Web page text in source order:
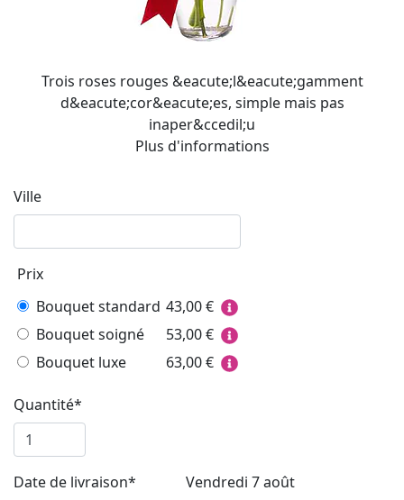
Trois roses rouges &eacute;l&eacute;gamment
d&eacute;cor&eacute;es, simple mais pas
inaper&ccedil;u
Plus d'informations
Ville
Prix
Bouquet standard 43,00€
Bouquet soigné
53,00€
Bouquet luxe
63,00€
Quantité*
Date de livraison* Vendredi 7 août